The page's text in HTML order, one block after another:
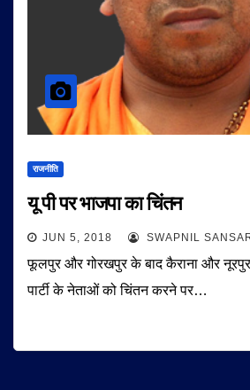
राजनीति
यू पी पर भाजपा का चिंतन
JUN 5, 2018 SWAPNIL
फूलपुर और गोरखपुर के बाद कैराना और
पार्टी के नेताओं को चिंतन करने पर…